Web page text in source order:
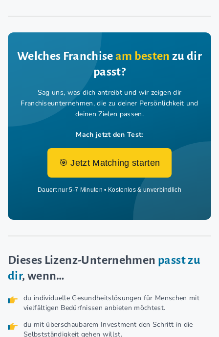
Welches Franchiseam besten zu dir
passt?
Sag uns, was dich antreibt und wir zeigen dir
Franchiseunternehmen, die zu deiner Persönlichkeit und
deinen Zielen passen.
Mach jetzt den Test:
🎯 Jetzt Matching starten
Dauert nur 5-7 Minuten • Kostenlos & unverbindlich
Dieses Lizenz-Unternehmen passt zu
dir, wenn…
du individuelle Gesundheitslösungen für Menschen mit
vielfältigen Bedürfnissen anbieten möchtest.
du mit überschaubarem Investment den Schritt in die
Selbstständigkeit gehen willst.